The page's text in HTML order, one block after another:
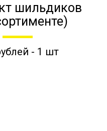
шильдиков
- 1 шт